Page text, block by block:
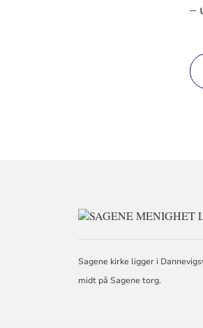
–
Sagene kirke ligger i
midt på Sagene torg.